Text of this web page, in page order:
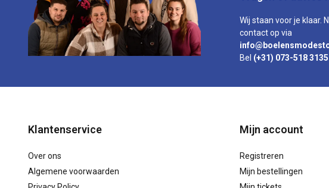
Wij staan voor je klaar.
contact op via
Bel (+31) 073-518 3135
Klantenservice
Over ons
Algemene voorwaarden
Mijn account
Registreren
Mijn bestellingen